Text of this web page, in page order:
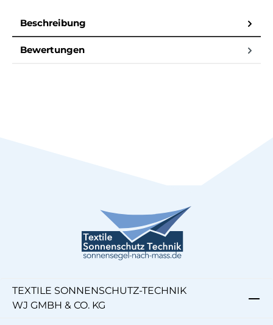
Beschreibung
Bewertungen
TEXTILE SONNENSCHUTZ-TECHNIK
WJ GMBH & CO. KG